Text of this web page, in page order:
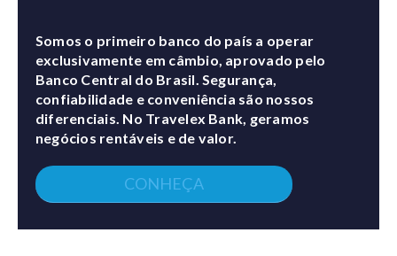
Somos o primeiro banco do país a operar
exclusivamente em câmbio, aprovado pelo
Banco Central do Brasil. Segurança,
confiabilidade e conveniência são nossos
diferenciais. No Travelex Bank, geramos
negócios rentáveis e de valor.
CONHEÇA